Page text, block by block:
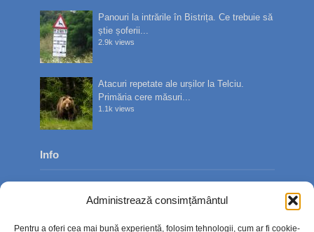
Administrează consimțământul
Pentru a oferi cea mai bună experiență, folosim tehnologii, cum ar fi cookie-
Panouri la intrările în Bistrița. Ce trebuie să
știe șoferii...
2.9k views
Atacuri repetate ale urșilor la Telciu.
Primăria cere măsuri...
1.1k views
Info